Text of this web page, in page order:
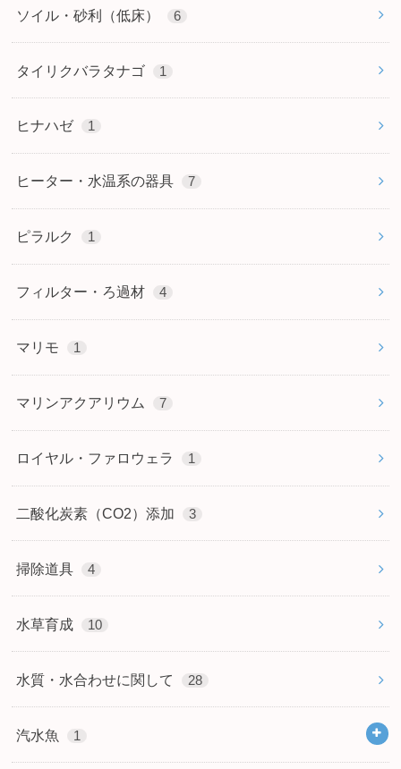
ソイル・砂利（低床） 6
タイリクバラタナゴ 1
ヒナハゼ 1
ヒーター・水温系の器具 7
ピラルク 1
フィルター・ろ過材 4
マリモ 1
マリンアクアリウム 7
ロイヤル・ファロウェラ 1
二酸化炭素（CO2）添加 3
掃除道具 4
水草育成 10
水質・水合わせに関して 28
汽水魚 1